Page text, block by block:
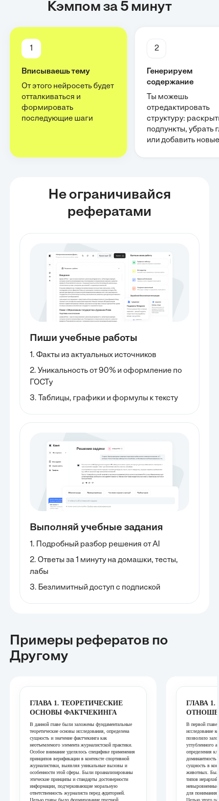
Кэмпом за 5 минут
1
Вписываешь тему
От этого нейросеть будет
отталкиваться и
формировать
последующие шаги
2
Генерируем
содержание
Ты можешь
отредактировать
структуру:
подпункты, убрать
или добавить новые
Не ограничивайся
рефератами
Пиши учебные работы
1. Факты из актуальных источников
2. Уникальность от 90% и оформление по
ГОСТу
3. Таблицы, графики и формулы к тексту
Выполняй учебные задания
1. Подробный разбор решения от AI
2. Ответы за 1 минуту на домашки, тесты,
лабы
3. Безлимитный доступ с подпиской
Примеры рефератов по
Другому
ГЛАВА 1. ТЕОРЕТИЧЕСКИЕ
ОСНОВЫ ФАКТЧЕКИНГА
В данной главе были заложены фундаментальные
теоретические основы исследования, определена
сущность и значение фактчекинга как
неотъемлемого элемента журналистской практики.
Особое внимание уделялось специфике применения
принципов верификации в контексте спортивной
журналистики, выявляя уникальные вызовы и
особенности этой сферы. Были проанализированы
этические принципы и стандарты достоверности
информации, подчеркивающие моральную
ответственность журналиста перед аудиторией.
Целью главы было формирование прочной
ГЛАВА
В первой главе
исследование
позволило
углубленного
определения
доминантность
сущность в
животных.
типов
для понимания
Целью этого